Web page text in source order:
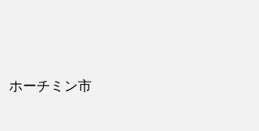
ホーチミン市